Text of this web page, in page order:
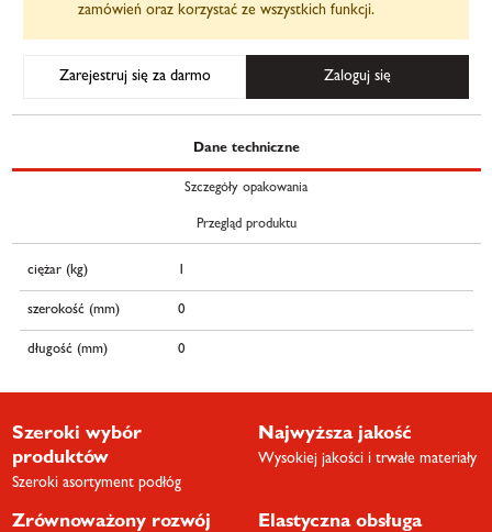
zamówień oraz korzystać ze wszystkich funkcji.
Zarejestruj się za darmo Zaloguj się
Dane techniczne
Szczegóły opakowania
Przegląd produktu
ciężar (kg) 1
szerokość (mm) 0
długość (mm) 0
Szeroki wybór
produktów
Szeroki asortyment podłóg
Najwyższa jakość
Wysokiej jakości i trwałe materiały
Zrównoważony rozwój Elastyczna obsługa